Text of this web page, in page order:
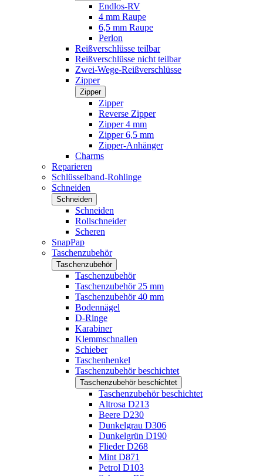
Endlos-RV
4 mm Raupe
6,5 mm Raupe
Perlon
Reißverschlüsse teilbar
Reißverschlüsse nicht teilbar
Zwei-Wege-Reißverschlüsse
Zipper
Zipper
Zipper
Reverse Zipper
Zipper 4 mm
Zipper 6,5 mm
Zipper-Anhänger
Charms
Reparieren
Schlüsselband-Rohlinge
Schneiden
Schneiden
Schneiden
Rollschneider
Scheren
SnapPap
Taschenzubehör
Taschenzubehör
Taschenzubehör
Taschenzubehör 25 mm
Taschenzubehör 40 mm
Bodennägel
D-Ringe
Karabiner
Klemmschnallen
Schieber
Taschenhenkel
Taschenzubehör beschichtet
Taschenzubehör beschichtet
Taschenzubehör beschichtet
Altrosa D213
Beere D230
Dunkelgrau D306
Dunkelgrün D190
Flieder D268
Mint D871
Petrol D103